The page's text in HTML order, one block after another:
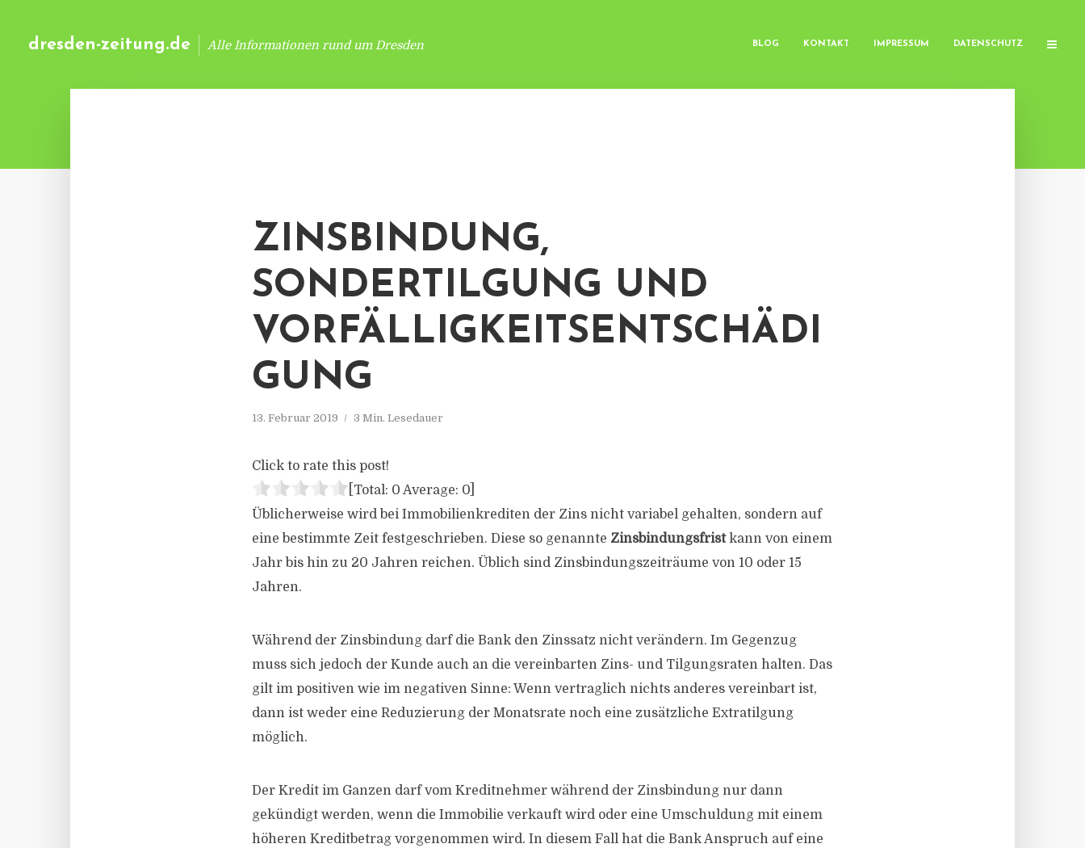
dresden-zeitung.de Alle Informationen rund um Dresden BLOG KONTAKT IMPRESSUM DATENSCHUTZ
ZINSBINDUNG,
SONDERTILGUNG UND
VORFÄLLIGKEITSENTSCHÄDI
GUNG
13. Februar 2019 3 Min. Lesedauer
Click to rate this post!
[Total: 0 Average: 0
Üblicherweise wird bei Immobilienkrediten der Zins nicht variabel gehalten, sondern auf
eine bestimmte Zeit festgeschrieben. Diese so genannte Zinsbindungsfristkann von einem
Jahr bis hin zu 20 Jahren reichen. Üblich sind Zinsbindungszeiträume von 10 oder 15
Jahren.
Während der Zinsbindung darf die Bank den Zinssatz nicht verändern. Im Gegenzug
muss sich jedoch der Kunde auch an die vereinbarten Zins- und Tilgungsraten halten. Das
gilt im positiven wie im negativen Sinne: Wenn vertraglich nichts anderes vereinbart ist,
dann ist weder eine Reduzierung der Monatsrate noch eine zusätzliche Extratilgung
möglich.
Der Kredit im Ganzen darf vom Kreditnehmer während der Zinsbindung nur dann
gekündigt werden, wenn die Immobilie verkauft wird oder eine Umschuldung mit einem
höheren Kreditbetrag vorgenommen wird. In diesem Fall hat die Bank Anspruch auf eine